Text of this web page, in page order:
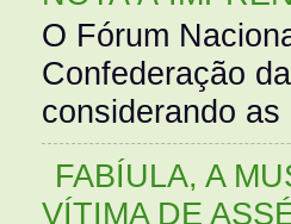
O Fórum
Confederação
considerando
FABÍULA, A
VÍTIMA DE